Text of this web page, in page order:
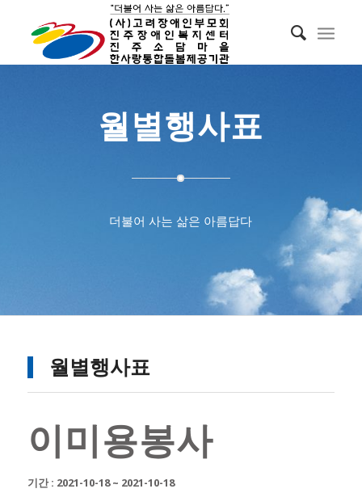
월별행사표
더불어 사는 삶은 아름답다
월별행사표
이미용봉사
기간 : 2021-10-18 ~ 2021-10-18